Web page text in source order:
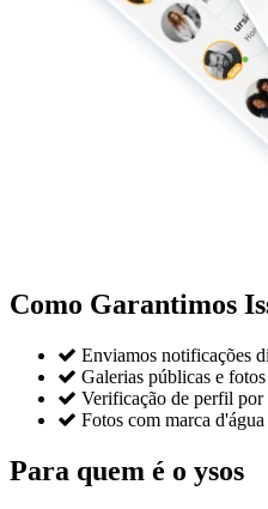
Como Garantimos
 Enviamos notificações
 Galerias públicas e
 Verificação de perfil por
 Fotos com marca
Para quem é o ysos